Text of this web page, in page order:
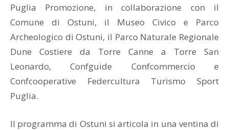
Puglia Promozione, in collaborazione con il
Comune di Ostuni, il Museo Civico e Parco
Archeologico di Ostuni, il Parco Naturale Regionale
Dune Costiere da Torre Canne a Torre San
Leonardo, Confguide Confcommercio e
Confcooperative Federcultura Turismo Sport
Puglia.
Il programma di Ostuni si articola in una ventina di